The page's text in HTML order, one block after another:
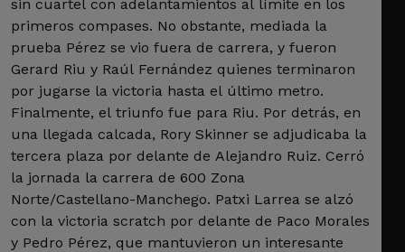
sin cuartel con adelantamientos al límite en los
primeros compases. No obstante, mediada la
prueba Pérez se vio fuera de carrera, y fueron
Gerard Riu y Raúl Fernández quienes terminaron
por jugarse la victoria hasta el último metro.
Finalmente, el triunfo fue para Riu. Por detrás, en
una llegada calcada, Rory Skinner se adjudicaba la
tercera plaza por delante de Alejandro Ruiz. Cerró
la jornada la carrera de 600 Zona
Norte/Castellano-Manchego. Patxi Larrea se alzó
con la victoria scratch por delante de Paco Morales
y Pedro Pérez, que mantuvieron un interesante